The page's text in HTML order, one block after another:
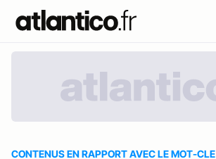
CONTENUS EN RAPPORT AVEC LE MOT-CLE